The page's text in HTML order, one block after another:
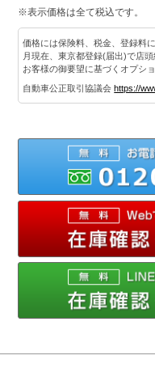
※表示価格は全て税込です。
価格には保険料、税金、登録料
月現在、東京都登録(届出)で店頭
お客様の御要望に基づくオプシ
自動車公正取引協議会https://